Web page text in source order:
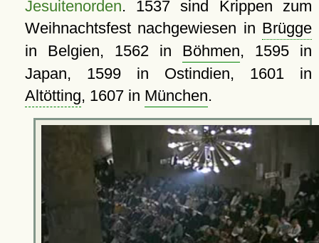
Jesuitenorden. 1537 sind Krippen zum
Weihnachtsfest nachgewiesen in Brügge
in Belgien, 1562 in Böhmen, 1595 in
Japan, 1599 in Ostindien, 1601 in
Altötting, 1607 in München.